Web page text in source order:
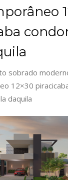
sobrado
12×30
daquila